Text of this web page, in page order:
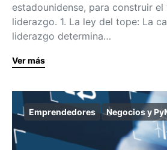
estadounidense, para construir el
liderazgo. 1. La ley del tope: La
liderazgo determina…
Ver más
Emprendedores Negocios y